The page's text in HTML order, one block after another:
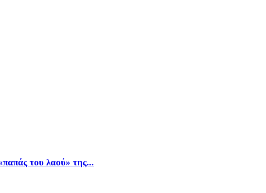
του λαού» της...